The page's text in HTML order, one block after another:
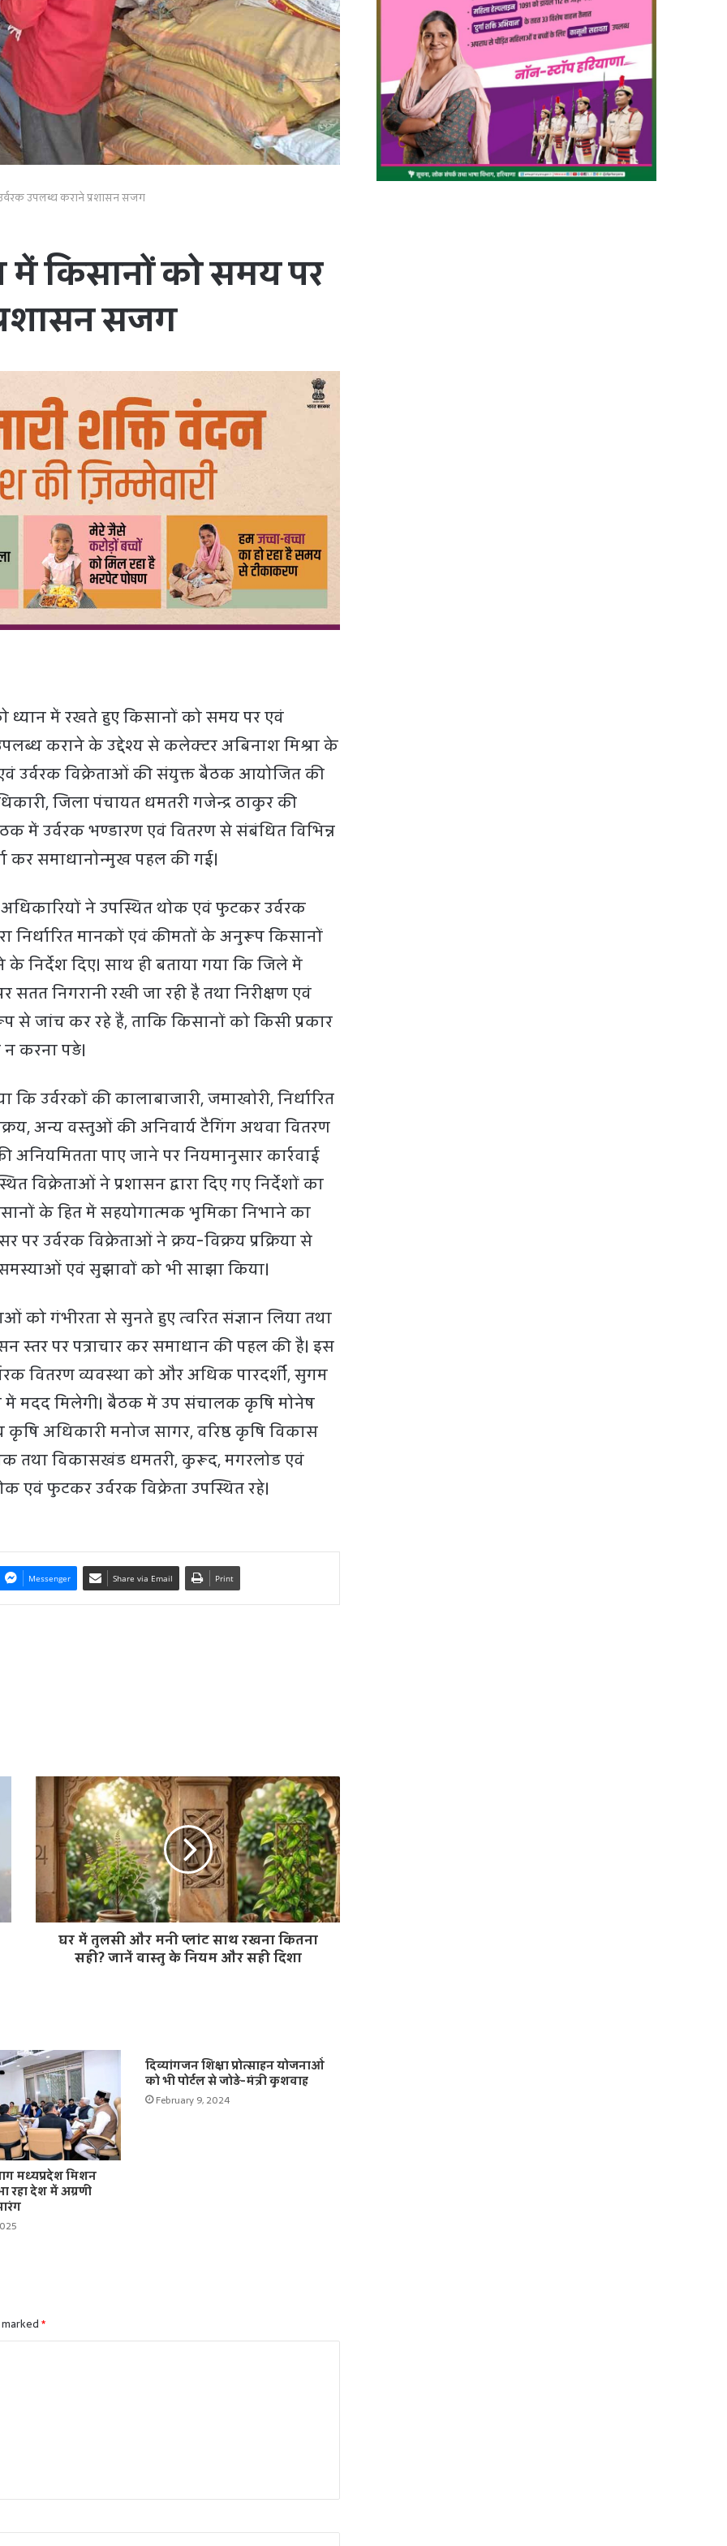
उपलब्ध कराने प्रशासन सजग
किसानों को समय पर
सजग
में रखते हुए किसानों को समय पर एवं
उपलब्ध कराने के उद्देश्य से कलेक्टर अबिनाश मिश्रा के
उर्वरक विक्रेताओं की संयुक्त बैठक आयोजित की
जिला पंचायत धमतरी गजेन्द्र ठाकुर की
में उर्वरक भण्डारण एवं वितरण से संबंधित विभिन्न
कर समाधानोन्मुख पहल की गई।
ने उपस्थित थोक एवं फुटकर उर्वरक
निर्धारित मानकों एवं कीमतों के अनुरूप किसानों
निर्देश दिए। साथ ही बताया गया कि जिले में
सतत निगरानी रखी जा रही है तथा निरीक्षण एवं
से जांच कर रहे हैं, ताकि किसानों को किसी प्रकार
करना पड़े।
कि उर्वरकों की कालाबाजारी, जमाखोरी, निर्धारित
अन्य वस्तुओं की अनिवार्य टैगिंग अथवा वितरण
अनियमितता पाए जाने पर नियमानुसार कार्रवाई
विक्रेताओं ने प्रशासन द्वारा दिए गए निर्देशों का
के हित में सहयोगात्मक भूमिका निभाने का
पर उर्वरक विक्रेताओं ने क्रय-विक्रय प्रक्रिया से
एवं सुझावों को भी साझा किया।
को गंभीरता से सुनते हुए त्वरित संज्ञान लिया तथा
स्तर पर पत्राचार कर समाधान की पहल की है। इस
वितरण व्यवस्था को और अधिक पारदर्शी, सुगम
में मदद मिलेगी। बैठक में उप संचालक कृषि मोनेष
अधिकारी मनोज सागर, वरिष्ठ कृषि विकास
तथा विकासखंड धमतरी, कुरूद, मगरलोड एवं
एवं फुटकर उर्वरक विक्रेता उपस्थित रहे।
Messenger Share via Email Print
घर में तुलसी और मनी प्लांट साथ रखना कितना
सही? जानें वास्तु के नियम और सही दिशा
मध्यप्रदेश मिशन
रहा देश में अग्रणी
दिव्यांगजन शिक्षा प्रोत्साहन योजनाओं
को भी पोर्टल से जोड़े-मंत्री कुशवाह
February 9, 2024
*